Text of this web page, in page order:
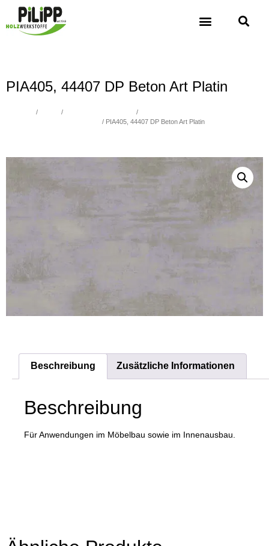
PIA405, 44407 DP Beton Art Platin
/ / /
/ PIA405, 44407 DP Beton Art Platin
Beschreibung Zusätzliche Informationen
Beschreibung
Für Anwendungen im Möbelbau sowie im Innenausbau.